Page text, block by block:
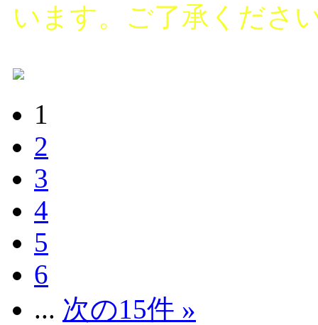
います。ご了承くださ
1
2
3
4
5
6
... 次の15件 »